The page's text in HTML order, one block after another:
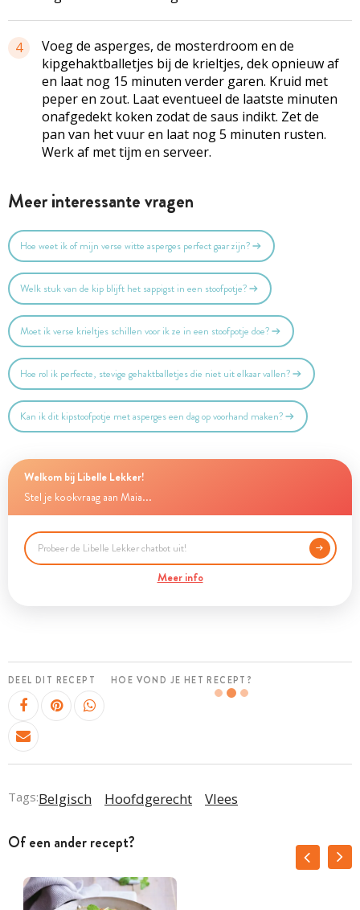
4
Voeg de asperges, de mosterdroom en de
kipgehaktballetjes bij de krieltjes, dek opnieuw af
en laat nog 15 minuten verder garen. Kruid met
peper en zout. Laat eventueel de laatste minuten
onafgedekt koken zodat de saus indikt. Zet de
pan van het vuur en laat nog 5 minuten rusten.
Werk af met tijm en serveer.
Meer interessante vragen
Hoe weet ik of mijn verse witte asperges perfect gaar zijn?
Welk stuk van de kip blijft het sappigst in een stoofpotje?
Moet ik verse krieltjes schillen voor ik ze in een stoofpotje doe?
Hoe rol ik perfecte, stevige gehaktballetjes die niet uit elkaar vallen?
Kan ik dit kipstoofpotje met asperges een dag op voorhand maken?
Welkom bij Libelle Lekker!
Stel je kookvraag aan Maia...
Meer info
DEEL DIT RECEPT HOE VOND JE HET RECEPT?
Tags:Belgisch Hoofdgerecht Vlees
Of een ander recept?